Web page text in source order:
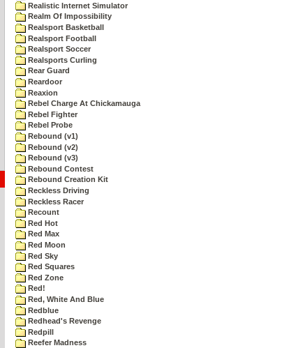
Realistic Internet Simulator
Realm Of Impossibility
Realsport Basketball
Realsport Football
Realsport Soccer
Realsports Curling
Rear Guard
Reardoor
Reaxion
Rebel Charge At Chickamauga
Rebel Fighter
Rebel Probe
Rebound (v1)
Rebound (v2)
Rebound (v3)
Rebound Contest
Rebound Creation Kit
Reckless Driving
Reckless Racer
Recount
Red Hot
Red Max
Red Moon
Red Sky
Red Squares
Red Zone
Red!
Red, White And Blue
Redblue
Redhead's Revenge
Redpill
Reefer Madness